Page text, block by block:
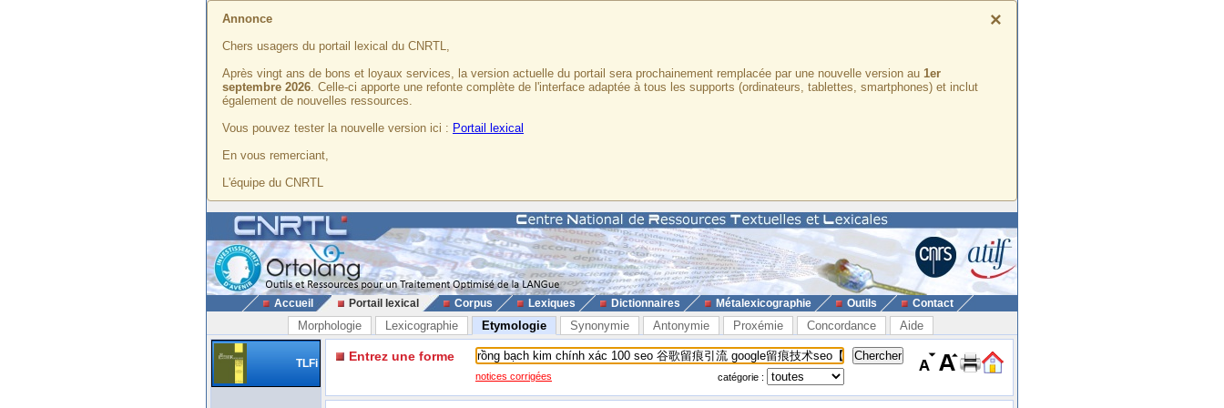
×
Annonce
Chers usagers du portail lexical du CNRTL,
Après vingt ans de bons et loyaux services, la version actuelle du portail sera prochainement remplacée par une nouvelle version au 1er
septembre 2026. Celle-ci apporte une refonte complète de l'interface adaptée à tous les supports (ordinateurs, tablettes, smartphones) et inclut
également de nouvelles ressources.
Vous pouvez tester la nouvelle version ici : Portail lexical
En vous remerciant,
L'équipe du CNRTL
Accueil Portail lexical Corpus Lexiques Dictionnaires Métalexicographie Outils Contact
Morphologie Lexicographie Etymologie Synonymie Antonymie Proxémie Concordance Aide
TLFi Entrez une forme
notices corrigées catégorie :